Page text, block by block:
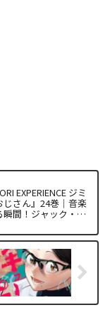
EXPERIENCE ジミ
さん』24巻｜音楽
間！ジャック・イ